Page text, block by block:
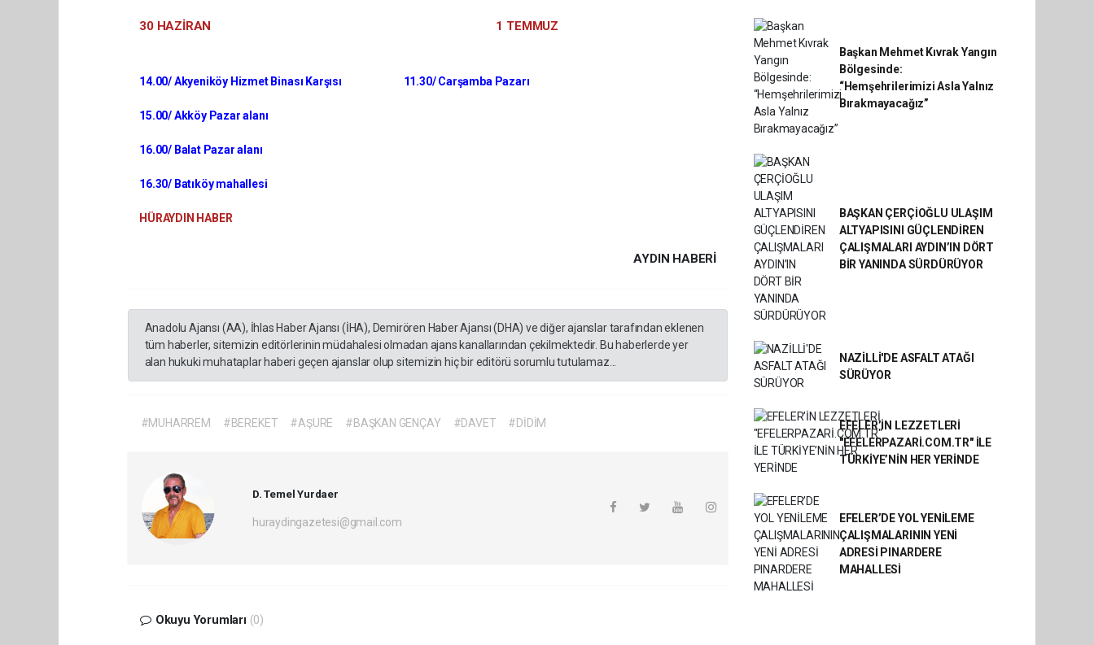
30 HAZİRAN 1 TEMMUZ
14.00/ Akyeniköy Hizmet Binası Karşısı 11.30/ Carşamba Pazarı
15.00/ Akköy Pazar alanı
16.00/ Balat Pazar alanı
16.30/ Batıköy mahallesi
HÜRAYDIN HABER
AYDIN HABERİ
Anadolu Ajansı (AA), İhlas Haber Ajansı (İHA), Demirören Haber Ajansı (DHA) ve diğer ajanslar tarafından eklenen
tüm haberler, sitemizin editörlerinin müdahalesi olmadan ajans kanallarından çekilmektedir. Bu haberlerde yer
alan hukuki muhataplar haberi geçen ajanslar olup sitemizin hiç bir editörü sorumlu tutulamaz...
#MUHARREM #BEREKET #AŞURE #BAŞKAN GENÇAY #DAVET #DİDİM
D. Temel Yurdaer
huraydingazetesi@gmail.com
Okuyu Yorumları (0)
Başkan Mehmet Kıvrak Yangın
Bölgesinde:
“Hemşehrilerimizi Asla Yalnız
Bırakmayacağız”
BAŞKAN ÇERÇİOĞLU ULAŞIM
ALTYAPISINI GÜÇLENDİREN
ÇALIŞMALARI AYDIN’IN DÖRT
BİR YANINDA SÜRDÜRÜYOR
NAZİLLİ'DE ASFALT ATAĞI
SÜRÜYOR
EFELER’İN LEZZETLERİ
"EFELERPAZARİ.COM.TR" İLE
TÜRKİYE’NİN HER YERİNDE
EFELER’DE YOL YENİLEME
ÇALIŞMALARININ YENİ
ADRESİ PINARDERE
MAHALLESİ